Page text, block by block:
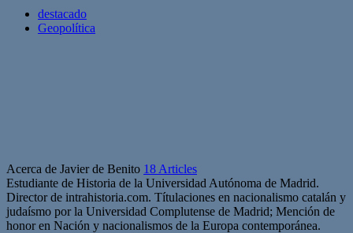
destacado
Geopolítica
Acerca de Javier de Benito 18 Articles
Estudiante de Historia de la Universidad Autónoma de Madrid.
Director de intrahistoria.com. Títulaciones en nacionalismo catalán y
judaísmo por la Universidad Complutense de Madrid; Mención de
honor en Nación y nacionalismos de la Europa contemporánea.